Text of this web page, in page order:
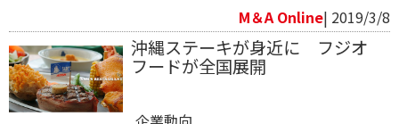
M＆A Online| 2019/3/8
沖縄ステーキが身近に フジオ
フードが全国展開